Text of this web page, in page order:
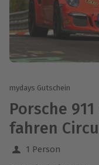
mydays Gutschein
Porsche
fahren
1 Person